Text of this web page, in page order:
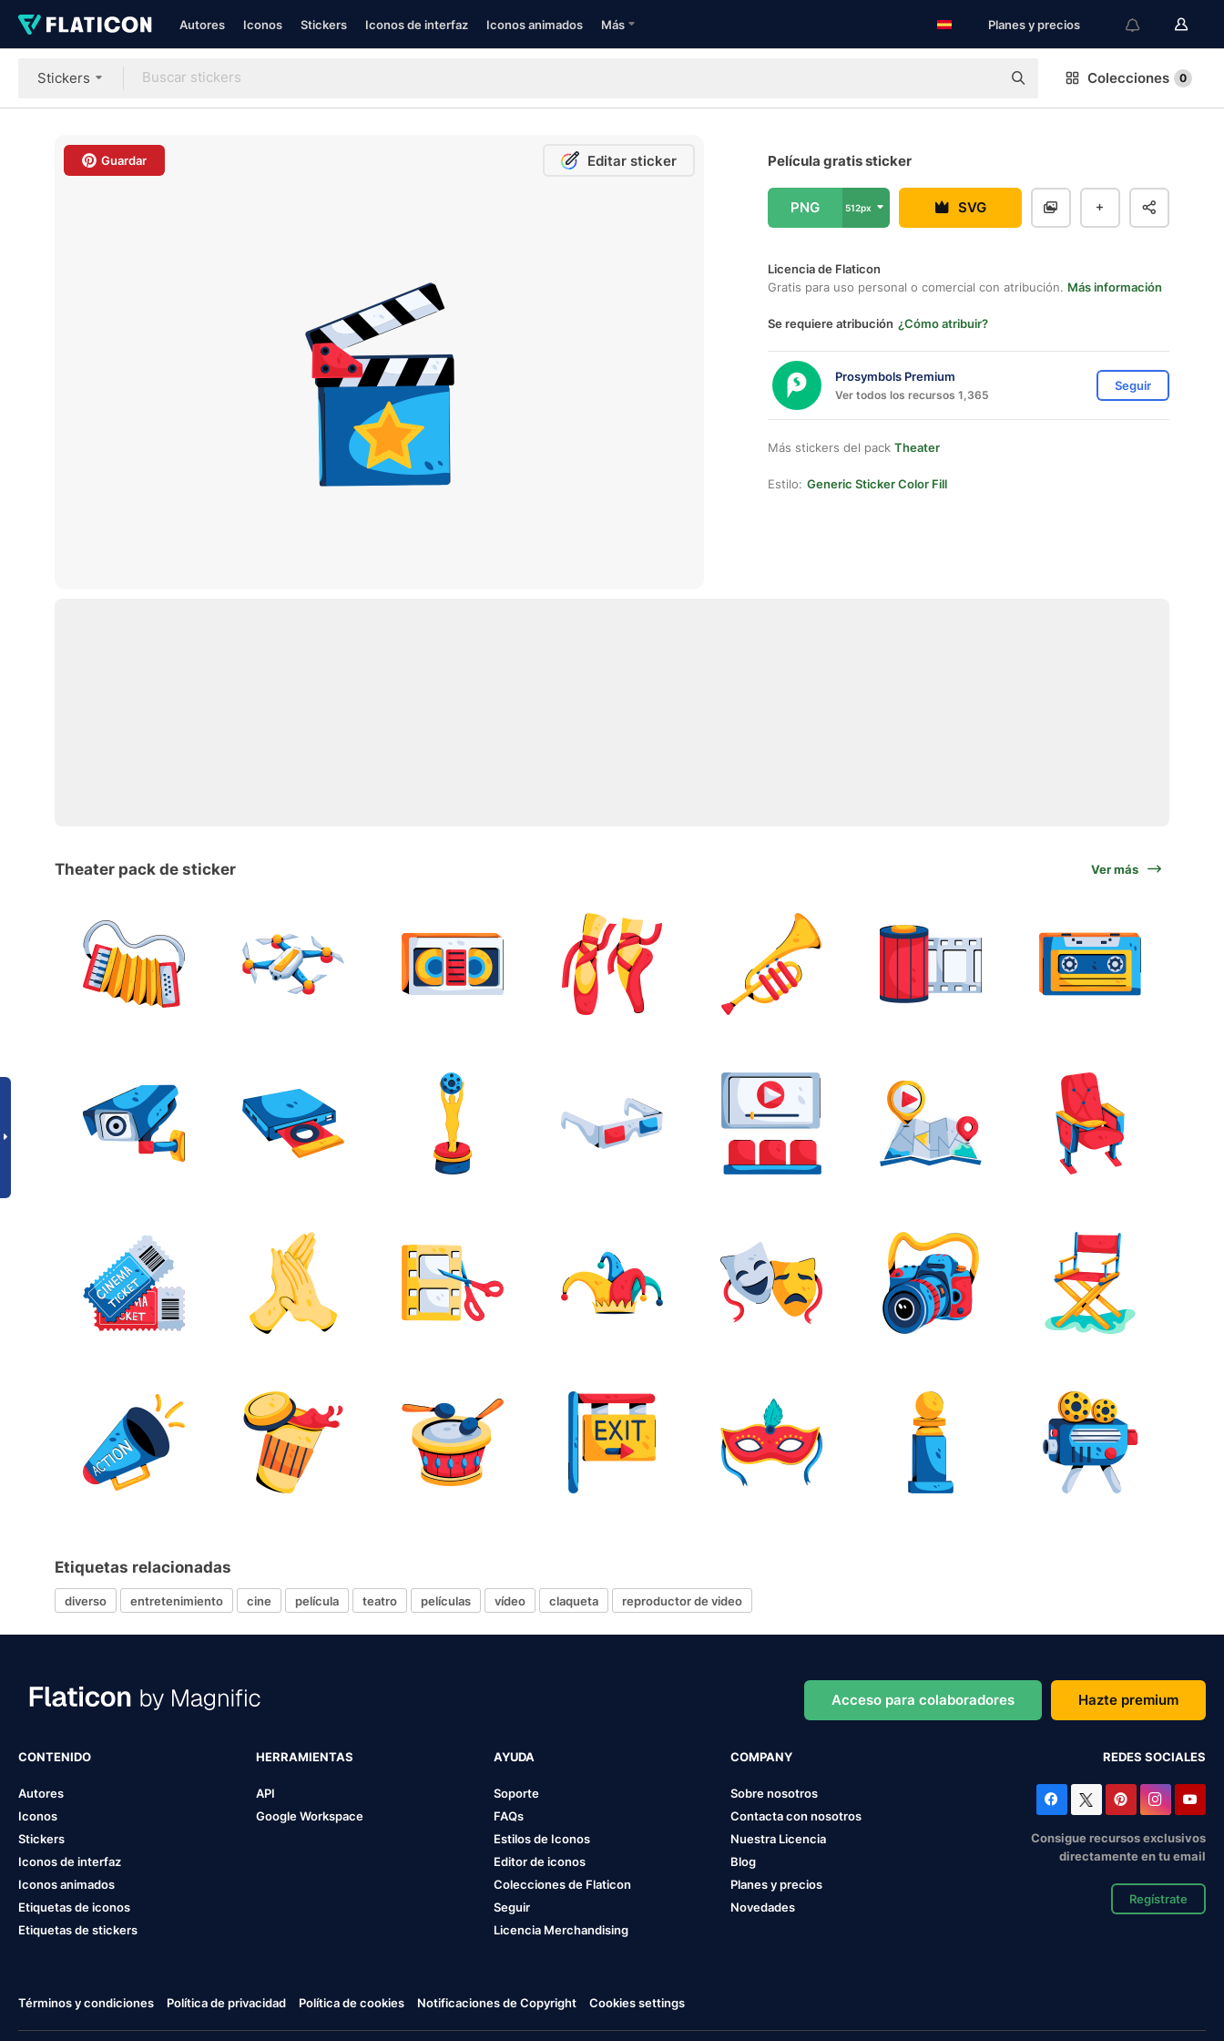
Autores Iconos Stickers Iconos de interfaz Iconos animados Más Planes y precios
Stickers Colecciones 0
Guardar Editar sticker Película gratis sticker
PNG 512px SVG
Licencia de Flaticon
Gratis para uso personal o comercial con atribución. Más información
Se requiere atribución ¿Cómo atribuir?
Prosymbols Premium
Ver todos los recursos 1,365
Seguir
Más stickers del pack Theater
Estilo: Generic Sticker Color Fill
Theater pack de sticker Ver más
Etiquetas relacionadas
diverso entretenimiento cine película teatro películas vídeo claqueta reproductor de video
Acceso para colaboradores Hazte premium
CONTENIDO
Autores
Iconos
Stickers
Iconos de interfaz
Iconos animados
Etiquetas de iconos
Etiquetas de stickers
HERRAMIENTAS
API
Google Workspace
AYUDA
Soporte
FAQs
Estilos de Iconos
Editor de iconos
Colecciones de Flaticon
Seguir
Licencia Merchandising
COMPANY
Sobre nosotros
Contacta con nosotros
Nuestra Licencia
Blog
Planes y precios
Novedades
REDES SOCIALES
Consigue recursos exclusivos
directamente en tu email
Regístrate
Términos y condiciones Política de privacidad Política de cookies Notificaciones de Copyright Cookies settings